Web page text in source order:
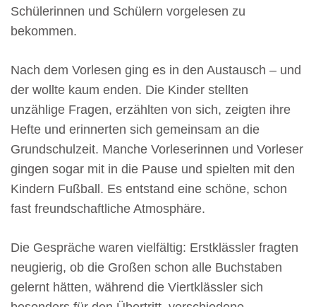
Schülerinnen und Schülern vorgelesen zu
bekommen.
Nach dem Vorlesen ging es in den Austausch – und
der wollte kaum enden. Die Kinder stellten
unzählige Fragen, erzählten von sich, zeigten ihre
Hefte und erinnerten sich gemeinsam an die
Grundschulzeit. Manche Vorleserinnen und Vorleser
gingen sogar mit in die Pause und spielten mit den
Kindern Fußball. Es entstand eine schöne, schon
fast freundschaftliche Atmosphäre.
Die Gespräche waren vielfältig: Erstklässler fragten
neugierig, ob die Großen schon alle Buchstaben
gelernt hätten, während die Viertklässler sich